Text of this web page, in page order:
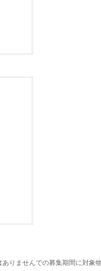
りませんでの募集期間に対象